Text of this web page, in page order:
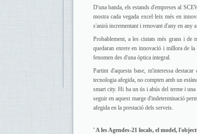
D'una banda, els estands d'empreses al
mostra cada vegada excel·leix més en
s'anirà incrementant i renovant d'any en any
Probablement, a les ciutats més grans i de
quedaran enrere en innovació i millora de
fenomen des d'una òptica integral.
Partint d'aquesta base, m'interessa
tecnologia afegida, no compten amb un
smart city. Hi ha un ús i abús del terme i
seguir en aquest marge d'indeterminació
afegida en la prestació dels serveis.
' A les Agendes-21 locals, el model,